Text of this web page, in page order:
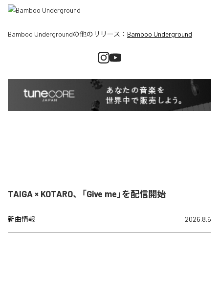
Bamboo Undergroundの他のリリース： Bamboo Underground
TAIGA × KOTARO、「Give me」を配信開始
新曲情報 2026.8.6